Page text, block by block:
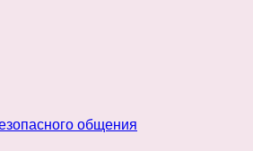
общения